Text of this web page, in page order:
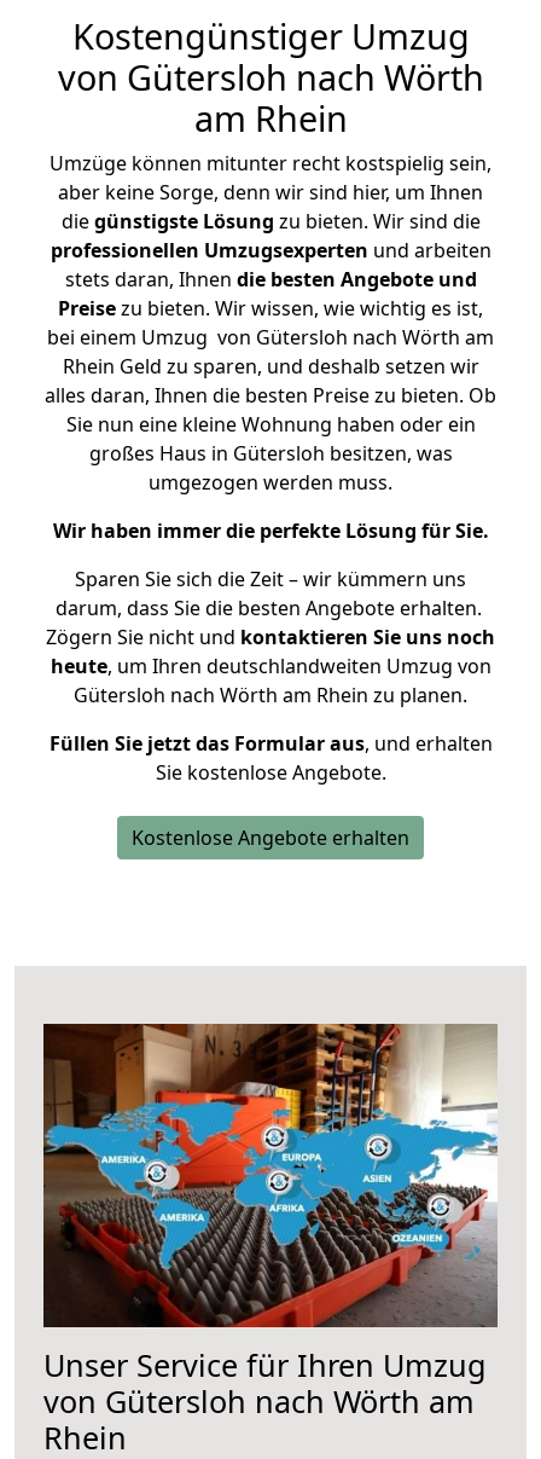
Kostengünstiger Umzug
von Gütersloh nach Wörth
am Rhein
Umzüge können mitunter recht kostspielig sein,
aber keine Sorge, denn wir sind hier, um Ihnen
diegünstigste Lösung zu bieten. Wir sind die
professionellen Umzugsexperten und arbeiten
stets daran, Ihnen die besten Angebote und
Preisezu bieten. Wir wissen, wie wichtig es ist,
bei einem Umzug von Gütersloh nach Wörth am
Rhein Geld zu sparen, und deshalb setzen wir
alles daran, Ihnen die besten Preise zu bieten. Ob
Sie nun eine kleine Wohnung haben oder ein
großes Haus in Gütersloh besitzen, was
umgezogen werden muss.
Wir haben immer die perfekte Lösung für Sie.
Sparen Sie sich die Zeit – wir kümmern uns
darum, dass Sie die besten Angebote erhalten.
Zögern Sie nicht und kontaktieren Sie uns noch
heute, um Ihren deutschlandweiten Umzug von
Gütersloh nach Wörth am Rhein zu planen.
Füllen Sie jetzt das Formular aus, und erhalten
Sie kostenlose Angebote.
Kostenlose Angebote erhalten
Unser Service für Ihren Umzug
von Gütersloh nach Wörth am
Rhein